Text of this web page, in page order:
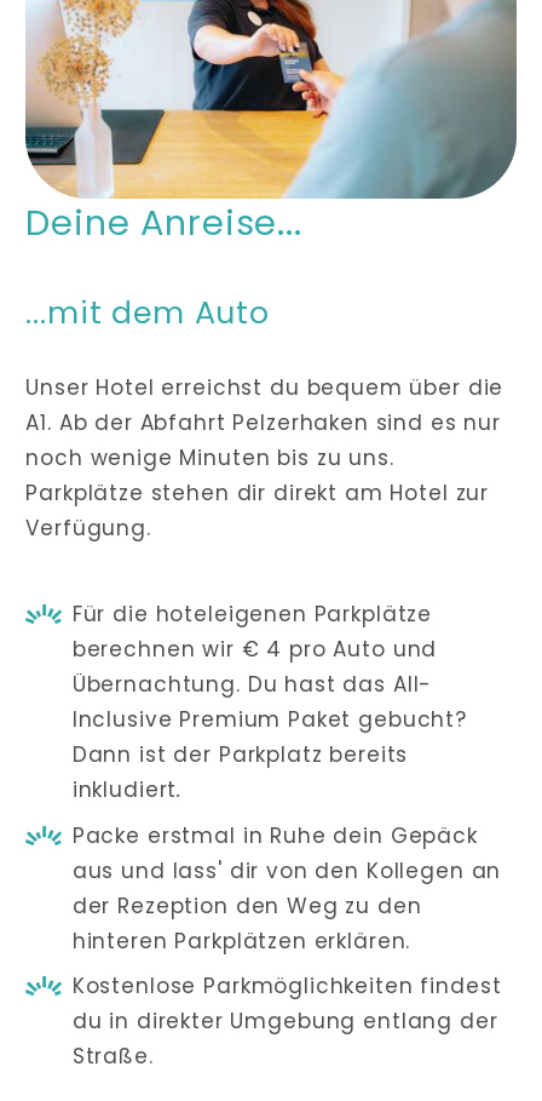
Deine Anreise...
...mit dem Auto
Unser Hotel erreichst du bequem über die
A1. Ab der Abfahrt Pelzerhaken sind es nur
noch wenige Minuten bis zu uns.
Parkplätze stehen dir direkt am Hotel zur
Verfügung.
Für die hoteleigenen Parkplätze
berechnen wir € 4 pro Auto und
Übernachtung. Du hast das All-
Inclusive Premium Paket gebucht?
Dann ist der Parkplatz bereits
inkludiert.
Packe erstmal in Ruhe dein Gepäck
aus und lass' dir von den Kollegen an
der Rezeption den Weg zu den
hinteren Parkplätzen erklären.
Kostenlose Parkmöglichkeiten findest
du in direkter Umgebung entlang der
Straße.